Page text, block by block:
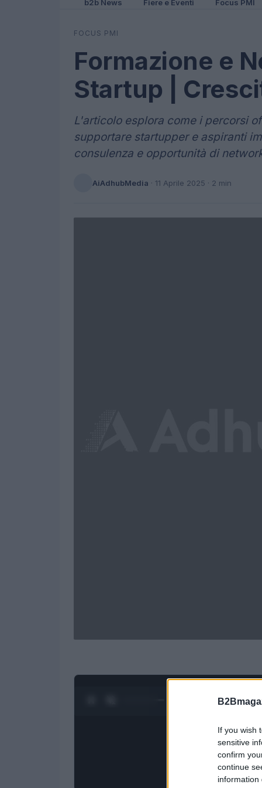
If you wish
sensitive
confirm
continue
information
b2b News Fiere e Eventi Focus PMI
FOCUS PMI
Formazione e
Startup |
L'articolo esplora come i percorsi
supportare startupper e aspiranti
consulenza e opportunità di
AiAdhubMedia · 11 Aprile 2025 · 2 min
1/4